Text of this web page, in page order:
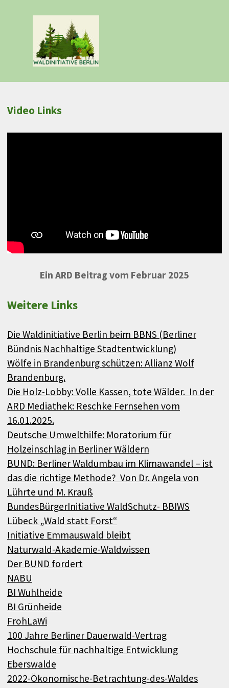
Menü überspringen
Video Links
Ein ARD Beitrag vom Februar 2025
Weitere Links
Die Waldinitiative Berlin beim BBNS (Berliner
Bündnis Nachhaltige Stadtentwicklung)
Wölfe in Brandenburg schützen: Allianz Wolf
Brandenburg.
Die Holz-Lobby: Volle Kassen, tote Wälder. In der
ARD Mediathek: Reschke Fernsehen vom
16.01.2025.
Deutsche Umwelthilfe: Moratorium für
Holzeinschlag in Berliner Wäldern
BUND: Berliner Waldumbau im Klimawandel – ist
das die richtige Methode? Von Dr. Angela von
Lührte und M. Krauß
BundesBürgerInitiative WaldSchutz- BBIWS
Lübeck „Wald statt Forst“
Initiative Emmauswald bleibt
Naturwald-Akademie-Waldwissen
Der BUND fordert
NABU
BI Wuhlheide
BI Grünheide
FrohLaWi
100 Jahre Berliner Dauerwald-Vertrag
Hochschule für nachhaltige Entwicklung
Eberswalde
2022-Ökonomische-Betrachtung-des-Waldes